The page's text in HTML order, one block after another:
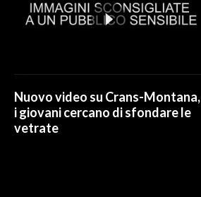
Nuovo video su Crans-Montana,
i giovani cercano di sfondare le
vetrate